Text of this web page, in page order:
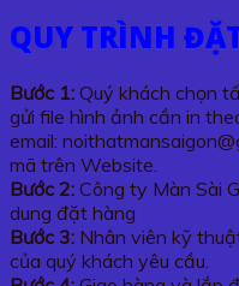
QUY TRÌNH
Bước 1: Quý khách chọn
gửi file hình ảnh cần in
email:
mã trên Website.
Bước 2: Công ty Màn Sài
dung đặt hàng
Bước 3: Nhân viên kỹ
của quý khách yêu cầu.